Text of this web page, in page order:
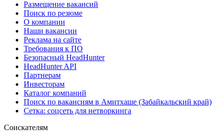
Размещение вакансий
Поиск по резюме
О компании
Наши вакансии
Реклама на сайте
Требования к ПО
Безопасный HeadHunter
HeadHunter API
Партнерам
Инвесторам
Каталог компаний
Поиск по вакансиям в Амитхаше (Забайкальский край)
Сетка: соцсеть для нетворкинга
Соискателям